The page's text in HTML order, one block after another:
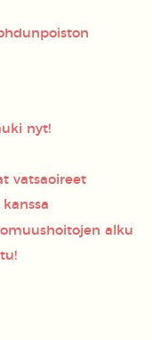
nyt!
vatsaoireet
alku